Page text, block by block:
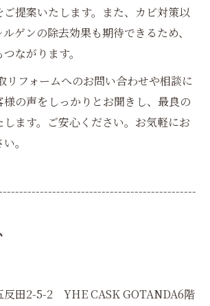
提案いたします。また、カビ対策以
ゲンの除去効果も期待できるため、
ながります。
フォームへのお問い合わせや相談に
様の声をしっかりとお聞きし、最良の
ます。ご安心ください。お気軽にお
。
反田2-5-2 YHE CASK GOTANDA6階